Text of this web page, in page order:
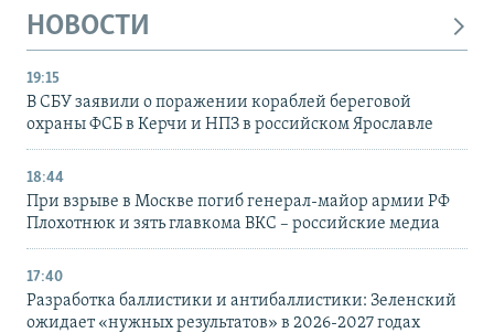
НОВОСТИ
19:15
В СБУ заявили о поражении кораблей береговой
охраны ФСБ в Керчи и НПЗ в российском Ярославле
18:44
При взрыве в Москве погиб генерал-майор армии РФ
Плохотнюк и зять главкома ВКС – российские медиа
17:40
Разработка баллистики и антибаллистики: Зеленский
ожидает «нужных результатов» в 2026-2027 годах